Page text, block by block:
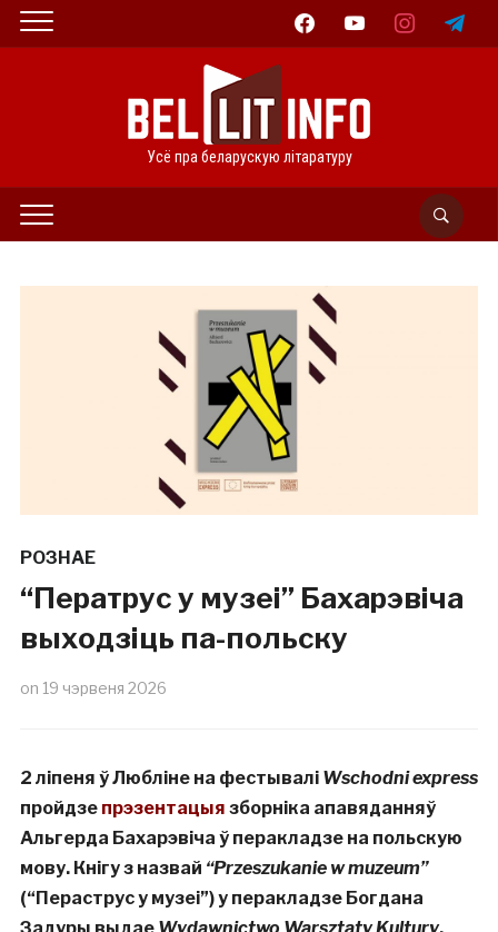
facebookyoutube instagramtelegram
Усё пра беларускую літаратуру
РОЗНАЕ
“Ператрус у музеі” Бахарэвіча
выходзіць па-польску
on 19 чэрвеня 2026
2 ліпеня ў Любліне на фестывалі Wschodni express
пройдзе прэзентацыя зборніка апавяданняў
Альгерда Бахарэвіча ў перакладзе на польскую
мову. Кнігу з назвай “Przeszukanie w muzeum”
(“Пераструс у музеі”) у перакладзе Богдана